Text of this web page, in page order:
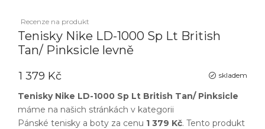
Recenze na produkt
Tenisky Nike LD-1000 Sp Lt British
Tan/ Pinksicle levně
skladem
1 379 Kč
Tenisky Nike LD-1000 Sp Lt British Tan/ Pinksicle
máme na našich stránkách v kategorii
Pánské tenisky a boty za cenu 1 379 Kč. Tento produkt